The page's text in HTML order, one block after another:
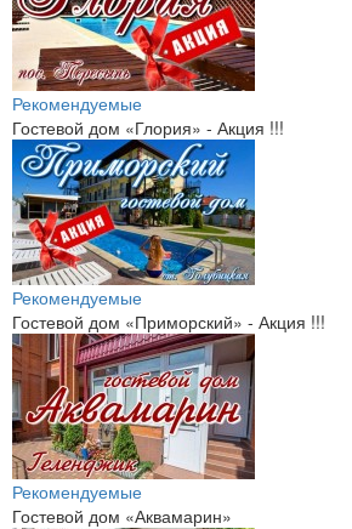
Рекомендуемые
Гостевой дом «Глория» - Акция !!!
Рекомендуемые
Гостевой дом «Приморский» - Акция !!!
Рекомендуемые
Гостевой дом «Аквамарин»